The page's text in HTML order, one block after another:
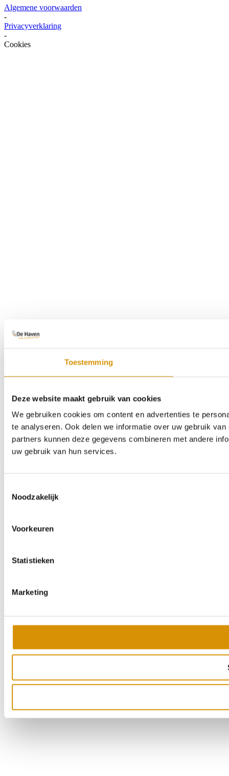
Toestemming
Deze website maakt gebruik van cookies
We gebruiken cookies om content en advertenties te
te analyseren. Ook delen we informatie over uw gebruik
partners kunnen deze gegevens combineren met andere
uw gebruik van hun services.
Noodzakelijk
Voorkeuren
Statistieken
Marketing
Algemene voorwaarden
-
Privacyverklaring
-
Cookies